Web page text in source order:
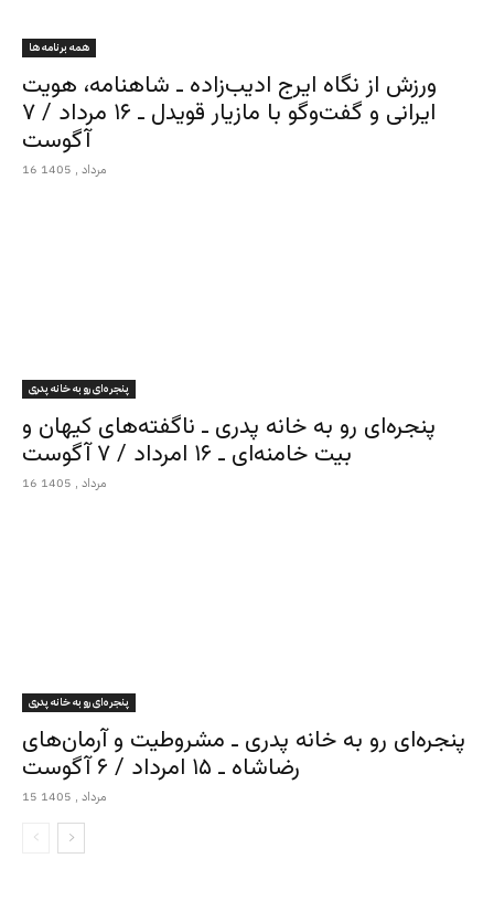
همه برنامه ها
ورزش از نگاه ایرج ادیب‌زاده ـ شاهنامه، هویت
ایرانی و گفت‌وگو با مازیار قویدل ـ ۱۶ مرداد / ۷
آگوست
16 مرداد , 1405
پنجره‌ای رو به خانه پدری
پنجره‌ای رو به خانه پدری ـ ناگفته‌های کیهان و
بیت خامنه‌ای ـ ۱۶ امرداد / ۷ آگوست
16 مرداد , 1405
پنجره‌ای رو به خانه پدری
پنجره‌ای رو به خانه پدری ـ مشروطیت و آرمان‌های
رضاشاه ـ ۱۵ امرداد / ۶ آگوست
15 مرداد , 1405